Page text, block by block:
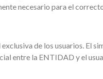
necesario para el
de los usuarios. El
entre la ENTIDAD y el